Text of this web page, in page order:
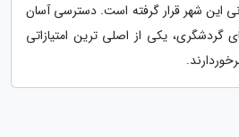
این شهر قرار گرفته است. دسترسی آسان
گردشگری، یکی از اصلی ترین امتیازاتی